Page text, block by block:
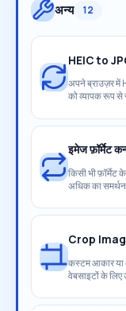
अन्य 12
HEIC to
अपने ब्राउज़र में
को व्यापक रूप से
इमेज फ़ॉर्मेट
किसी भी फ़ॉर्मेट
अधिक का
Crop
कस्टम आकार या
वेबसाइटों के लिए